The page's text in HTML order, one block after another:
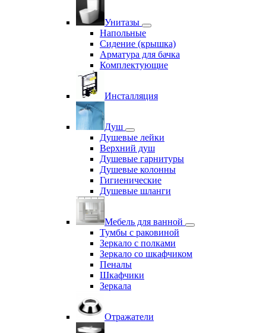
Унитазы
Напольные
Сидение (крышка)
Арматура для бачка
Комплектующие
Инсталляция
Душ
Душевые лейки
Верхний душ
Душевые гарнитуры
Душевые колонны
Гигиенические
Душевые шланги
Мебель для ванной
Тумбы с раковиной
Зеркало с полками
Зеркало со шкафчиком
Пеналы
Шкафчики
Зеркала
Отражатели